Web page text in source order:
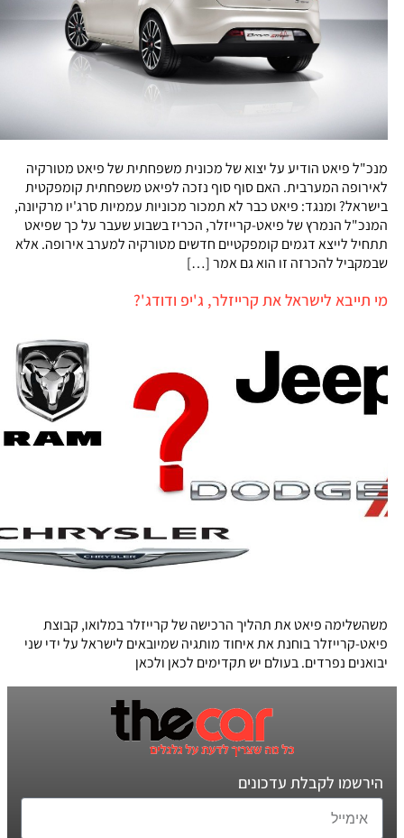
מנכ"ל פיאט הודיע על יצוא של מכונית משפחתית של פיאט מטורקיה
לאירופה המערבית. האם סוף סוף נזכה לפיאט משפחתית קומפקטית
בישראל? ומנגד: פיאט כבר לא תמכור מכוניות עממיות סרג'יו מרקיונה,
המנכ"ל הנמרץ של פיאט-קרייזלר, הכריז בשבוע שעבר על כך שפיאט
תתחיל לייצא דגמים קומפקטיים חדשים מטורקיה למערב אירופה. אלא
שבמקביל להכרזה זו הוא גם אמר […]
מי תייבא לישראל את קרייזלר, ג'יפ ודודג'?
משהשלימה פיאט את תהליך הרכישה של קרייזלר במלואו, קבוצת
פיאט-קרייזלר בוחנת את איחוד מותגיה שמיובאים לישראל על ידי שני
יבואנים נפרדים. בעולם יש תקדימים לכאן ולכאן
הירשמו לקבלת עדכונים